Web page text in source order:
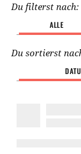
Du filterst nach:
ALLE
Du sortierst